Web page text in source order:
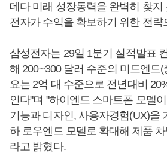
데다 미래 성장동력을 완벽히 찾지
전자가 수익을 확보하기 위한 전략
삼성전자는 29일 1분기 실적발표
해 200~300 달러 수준의 미드엔드
요는 2억 대 수준으로 전년대비
인다"며 "하이엔드 스마트폰 모델
기능과 디자인, 사용자경험(UX)을
하 로우엔드 모델로 확대해 제품 차
라고 밝혔다.